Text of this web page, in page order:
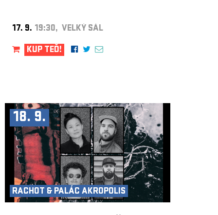
17. 9. 19:30, VELKÝ SÁL
KUP TEĎ!
18. 9.
RACHOT & PALÁC AKROPOLIS